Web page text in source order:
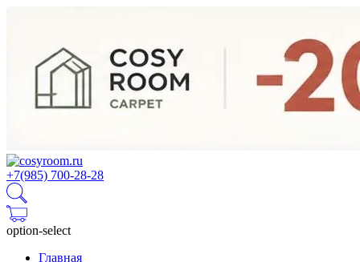
+7(985) 700-28-28
option-select
Главная